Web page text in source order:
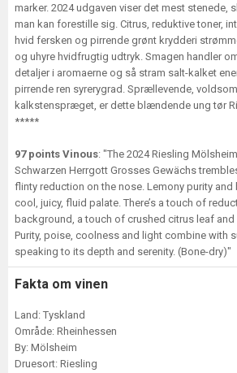
marker. 2024 udgaven viser det mest stenede,
man kan forestille sig. Citrus, reduktive toner,
hvid fersken og pirrende grønt krydderi
og uhyre hvidfrugtig udtryk. Smagen handler
detaljer i aromaerne og så stram salt-kalket
pirrende ren syrerygrad. Sprællevende,
kalkstenspræget, er dette blændende ung tør
*****
97 points Vinous: "The 2024 Riesling
Schwarzen Herrgott Grosses Gewächs
flinty reduction on the nose. Lemony purity
cool, juicy, fluid palate. There’s a touch of
background, a touch of crushed citrus leaf
Purity, poise, coolness and light combine with
speaking to its depth and serenity. (Bone-dry)"
Fakta om vinen
Land: Tyskland
Område: Rheinhessen
By: Mölsheim
Druesort: Riesling